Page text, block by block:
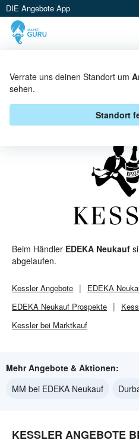
DIE Angebote App
Verrate uns deinen Standort um
sehen.
Standort
KESSLER BEI
ANGEBOTE &
Beim Händler EDEKA Neukauf
abgelaufen.
KesslerAngebote EDEKA
EDEKA Neukauf Prospekte
Kessler bei Marktkauf
Mehr Angebote & Aktionen:
MM bei EDEKA Neukauf
KESSLER ANGEBOTE